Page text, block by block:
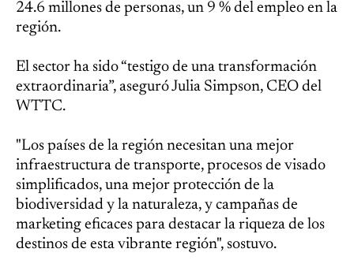
24.6 millones de personas, un 9 % del empleo en la
región.
El sector ha sido “testigo de una transformación
extraordinaria”, aseguró Julia Simpson, CEO del
WTTC.
"Los países de la región necesitan una mejor
infraestructura de transporte, procesos de visado
simplificados, una mejor protección de la
biodiversidad y la naturaleza, y campañas de
marketing eficaces para destacar la riqueza de los
destinos de esta vibrante región", sostuvo.